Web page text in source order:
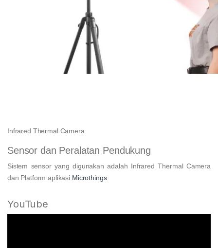
Infrared Thermal Camera
Sensor dan Peralatan Pendukung
Sistem sensor yang digunakan adalah Infrared Thermal Camera
dan Platform aplikasi Microthings
YouTube